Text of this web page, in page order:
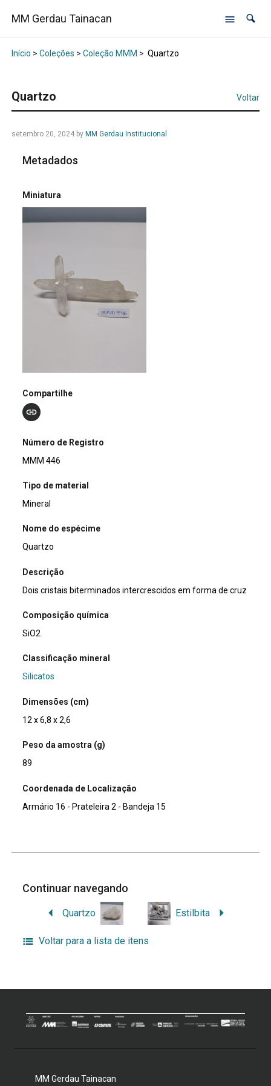
MM Gerdau Tainacan
Início > Coleções > Coleção MMM > Quartzo
Quartzo Voltar
setembro 20, 2024by MM Gerdau Institucional
Metadados
Miniatura
Compartilhe
Número de Registro
MMM 446
Tipo de material
Mineral
Nome do espécime
Quartzo
Descrição
Dois cristais biterminados intercrescidos em forma de cruz
Composição química
SiO2
Classificação mineral
Silicatos
Dimensões (cm)
12 x 6,8 x 2,6
Peso da amostra (g)
89
Coordenada de Localização
Armário 16 - Prateleira 2 - Bandeja 15
Continuar navegando
Quartzo Estilbita
Voltar para a lista de itens
MM Gerdau Tainacan